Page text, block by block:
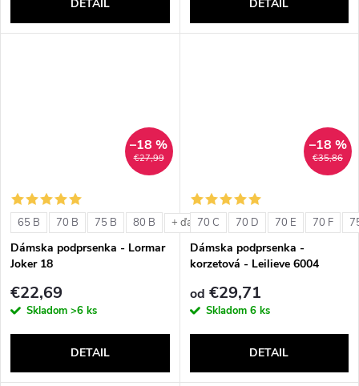
DETAIL DETAIL
€27,99
–18 %
65 B 70 B 75 B 80 B + ďalšie
Dámska podprsenka - Lormar
Joker 18
€22,69
Skladom >6 ks
DETAIL
€35,86
–18 %
70 C 70 D 70 E 70 F
Dámska podprsenka -
korzetová - Leilieve 6004
od €29,71
Skladom 6 ks
DETAIL